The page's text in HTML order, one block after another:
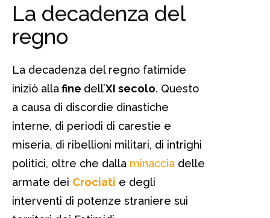
La decadenza del
regno
La decadenza del regno fatimide
iniziò allafine dell’XI secolo. Questo
a causa di discordie dinastiche
interne, di periodi di carestie e
miseria, di ribellioni militari, di intrighi
politici, oltre che dalla minaccia delle
armate dei Crociati e degli
interventi di potenze straniere sui